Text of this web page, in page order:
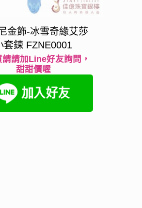
金飾-冰雪奇緣艾莎
套鍊 FZNE0001
請請加Line好友詢問，
甜甜價喔